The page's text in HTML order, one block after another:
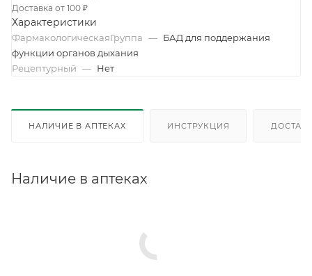
Доставка от 100 ₽
Характеристики
ФармакологическаяГруппа — БАД для поддержания
функции органов дыхания
Рецептурный — Нет
НАЛИЧИЕ В АПТЕКАХ ИНСТРУКЦИЯ
Наличие в аптеках